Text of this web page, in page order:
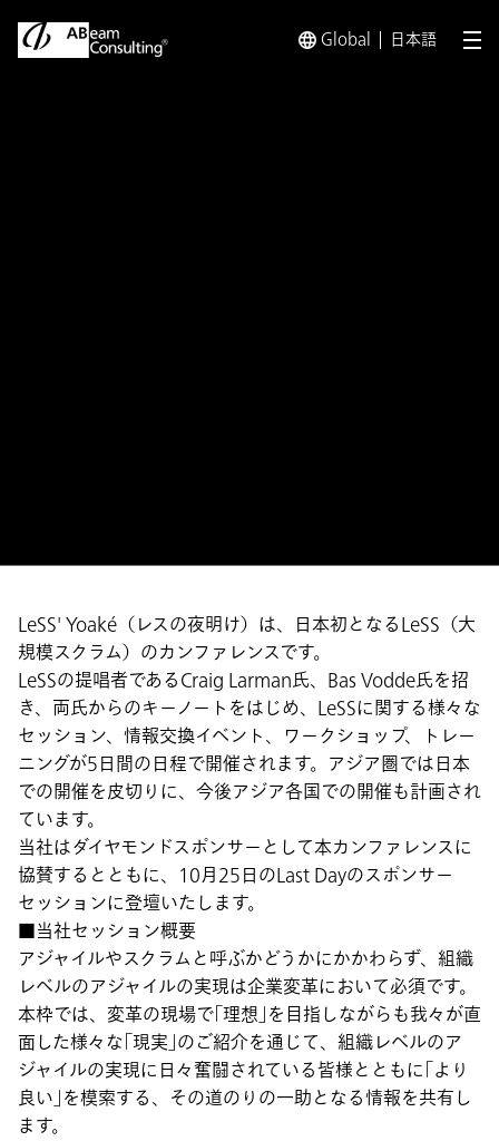
Global 日本語 メ
LeSS' Yoaké（レスの夜明け）は、日本初となるLeSS（大
規模スクラム）のカンファレンスです。
LeSSの提唱者であるCraig Larman⽒、Bas Vodde氏を招
き、両氏からのキーノートをはじめ、LeSSに関する様々な
セッション、情報交換イベント、ワークショップ、トレー
ニングが5日間の日程で開催されます。アジア圏では日本
での開催を皮切りに、今後アジア各国での開催も計画され
ています。
当社はダイヤモンドスポンサーとして本カンファレンスに
協賛するとともに、10月25日のLast Dayのスポンサー
セッションに登壇いたします。
■当社セッション概要
アジャイルやスクラムと呼ぶかどうかにかかわらず、組織
レベルのアジャイルの実現は企業変革において必須です。
本枠では、変革の現場で｢理想｣を目指しながらも我々が直
面した様々な｢現実｣のご紹介を通じて、組織レベルのア
ジャイルの実現に日々奮闘されている皆様とともに｢より
良い｣を模索する、その道のりの一助となる情報を共有し
ます。